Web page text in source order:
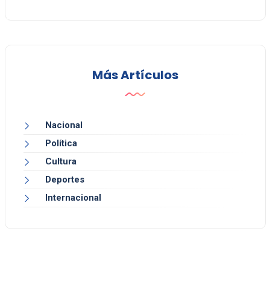
Más Artículos
Nacional
Política
Cultura
Deportes
Internacional